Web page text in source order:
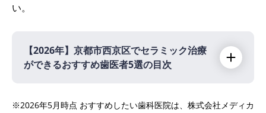
い。
【2026年】 京都市西京区でセラミック治療
ができるおすすめ歯医者5選の目次
※2026年5月時点 おすすめしたい歯科医院は、株式会社メディカ